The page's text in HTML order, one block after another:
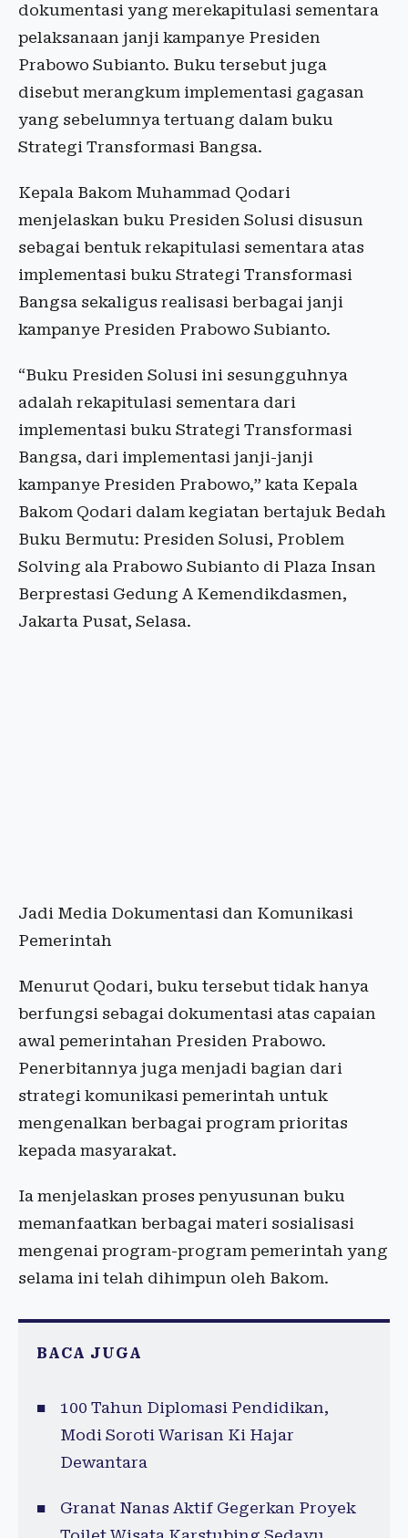
dokumentasi yang merekapitulasi sementara
pelaksanaan janji kampanye Presiden
Prabowo Subianto. Buku tersebut juga
disebut merangkum implementasi gagasan
yang sebelumnya tertuang dalam buku
Strategi Transformasi Bangsa.
Kepala Bakom Muhammad Qodari
menjelaskan buku Presiden Solusi disusun
sebagai bentuk rekapitulasi sementara atas
implementasi buku Strategi Transformasi
Bangsa sekaligus realisasi berbagai janji
kampanye Presiden Prabowo Subianto.
“Buku Presiden Solusi ini sesungguhnya
adalah rekapitulasi sementara dari
implementasi buku Strategi Transformasi
Bangsa, dari implementasi janji-janji
kampanye Presiden Prabowo,” kata Kepala
Bakom Qodari dalam kegiatan bertajuk Bedah
Buku Bermutu: Presiden Solusi, Problem
Solving ala Prabowo Subianto di Plaza Insan
Berprestasi Gedung A Kemendikdasmen,
Jakarta Pusat, Selasa.
Jadi Media Dokumentasi dan Komunikasi
Pemerintah
Menurut Qodari, buku tersebut tidak hanya
berfungsi sebagai dokumentasi atas capaian
awal pemerintahan Presiden Prabowo.
Penerbitannya juga menjadi bagian dari
strategi komunikasi pemerintah untuk
mengenalkan berbagai program prioritas
kepada masyarakat.
Ia menjelaskan proses penyusunan buku
memanfaatkan berbagai materi sosialisasi
mengenai program-program pemerintah yang
selama ini telah dihimpun oleh Bakom.
BACA JUGA
100 Tahun Diplomasi Pendidikan,
Modi Soroti Warisan Ki Hajar
Dewantara
Granat Nanas Aktif Gegerkan Proyek